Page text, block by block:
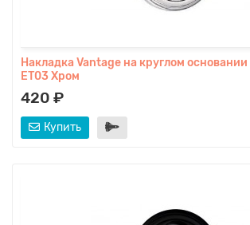
Накладка Vantage на круглом
ET03 Хром
420 ₽
Купить